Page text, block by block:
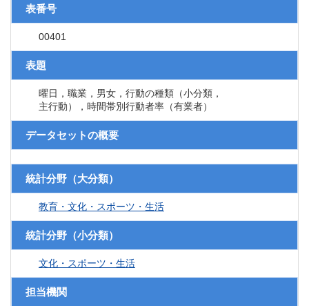
表番号
00401
表題
曜日，職業，男女，行動の種類（小分類，
主行動），時間帯別行動者率（有業者）
データセットの概要
統計分野（大分類）
教育・文化・スポーツ・生活
統計分野（小分類）
文化・スポーツ・生活
担当機関